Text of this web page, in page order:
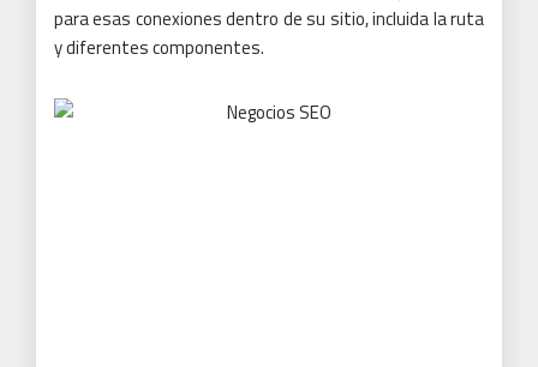
para esas conexiones dentro de su sitio, incluida la ruta
y diferentes componentes.